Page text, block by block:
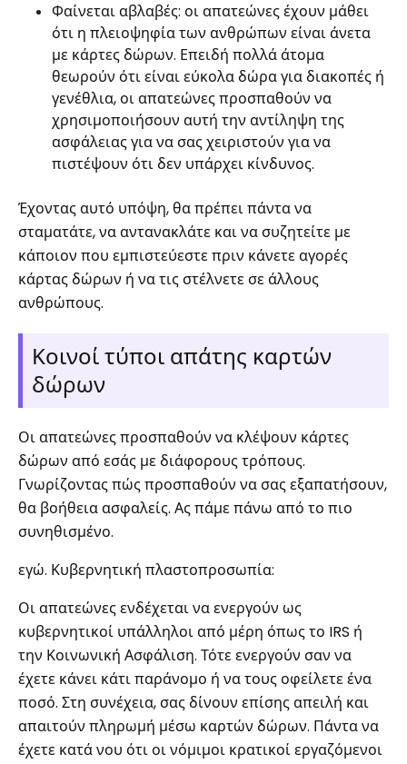
Φαίνεται αβλαβές: οι απατεώνες έχουν μάθει
ότι η πλειοψηφία των ανθρώπων είναι άνετα
με κάρτες δώρων. Επειδή πολλά άτομα
θεωρούν ότι είναι εύκολα δώρα για διακοπές ή
γενέθλια, οι απατεώνες προσπαθούν να
χρησιμοποιήσουν αυτή την αντίληψη της
ασφάλειας για να σας χειριστούν για να
πιστέψουν ότι δεν υπάρχει κίνδυνος.
Έχοντας αυτό υπόψη, θα πρέπει πάντα να
σταματάτε, να αντανακλάτε και να συζητείτε με
κάποιον που εμπιστεύεστε πριν κάνετε αγορές
κάρτας δώρων ή να τις στέλνετε σε άλλους
ανθρώπους.
Κοινοί τύποι απάτης καρτών
δώρων
Οι απατεώνες προσπαθούν να κλέψουν κάρτες
δώρων από εσάς με διάφορους τρόπους.
Γνωρίζοντας πώς προσπαθούν να σας εξαπατήσουν,
θα βοήθεια ασφαλείς. Ας πάμε πάνω από το πιο
συνηθισμένο.
εγώ. Κυβερνητική πλαστοπροσωπία:
Οι απατεώνες ενδέχεται να ενεργούν ως
κυβερνητικοί υπάλληλοι από μέρη όπως το IRS ή
την Κοινωνική Ασφάλιση. Τότε ενεργούν σαν να
έχετε κάνει κάτι παράνομο ή να τους οφείλετε ένα
ποσό. Στη συνέχεια, σας δίνουν επίσης απειλή και
απαιτούν πληρωμή μέσω καρτών δώρων. Πάντα να
έχετε κατά νου ότι οι νόμιμοι κρατικοί εργαζόμενοι